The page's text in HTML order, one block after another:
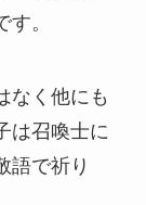
。
なく他にも
は召喚士に
語で祈り